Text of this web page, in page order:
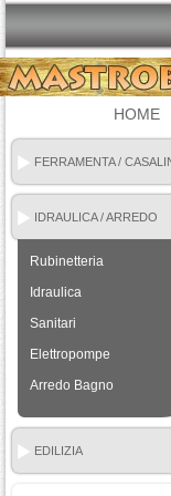
HOME
FERRAMENTA /
IDRAULICA / ARREDO
BAGNO
Rubinetteria
Idraulica
Sanitari
Elettropompe
Arredo Bagno
EDILIZIA